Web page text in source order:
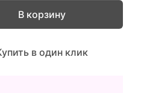
В корзину
в один клик